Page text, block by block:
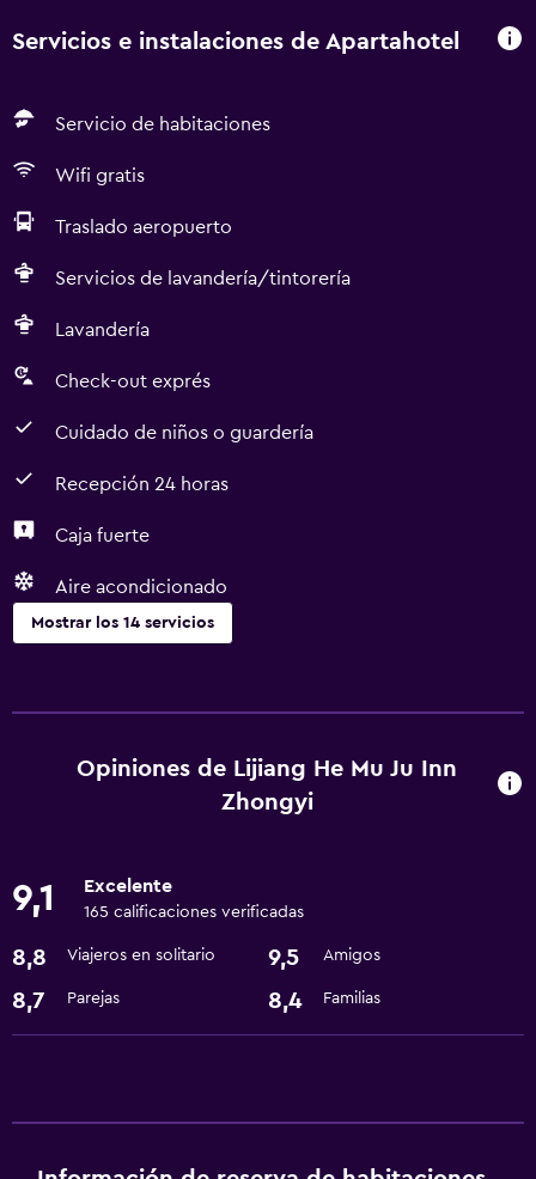
Servicios e instalaciones de Apartahotel
Servicio de habitaciones
Wifi gratis
Traslado aeropuerto
Servicios de lavandería/tintorería
Lavandería
Check-out exprés
Cuidado de niños o guardería
Recepción 24 horas
Caja fuerte
Aire acondicionado
Mostrar los 14 servicios
Servicio de habitaciones
Check-out exprés
Lavandería
Actividades
Bicicletas
Opiniones de Lijiang He Mu Ju Inn
Zhongyi
9,1 Excelente
165 calificaciones verificadas
8,8 Viajeros en solitario 9,5 Amigos
8,7 Parejas 8,4 Familias